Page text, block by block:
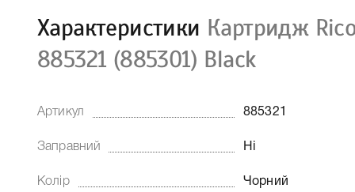
Характеристики Картридж
885321 (885301) Black
Артикул 885321
Заправний Ні
Колір Чорний